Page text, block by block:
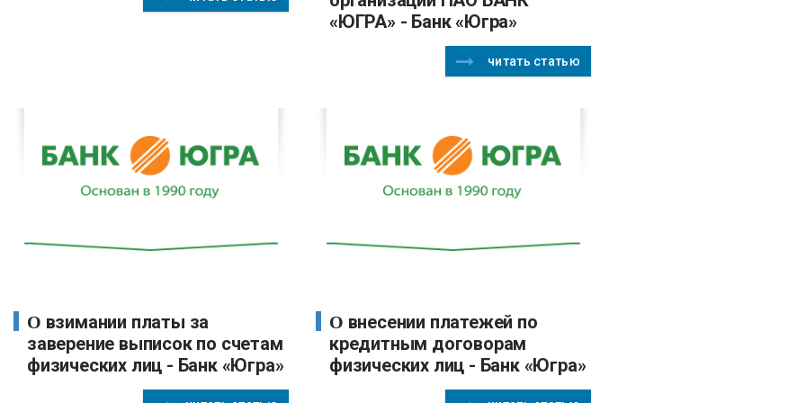
«ЮГРА» - Банк «Югра»
читать статью
О взимании платы за
заверение выписок по счетам
физических лиц - Банк «Югра»
О внесении платежей по
кредитным договорам
физических лиц - Банк «Югра»